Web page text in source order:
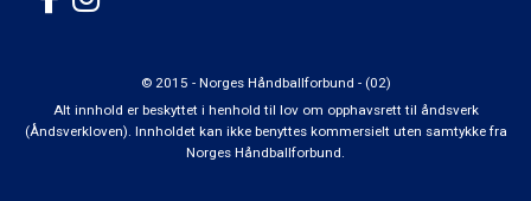
© 2015 - Norges Håndballforbund - (02)
Alt innhold er beskyttet i henhold til lov om opphavsrett til åndsverk
(Åndsverkloven). Innholdet kan ikke benyttes kommersielt uten samtykke fra
Norges Håndballforbund.